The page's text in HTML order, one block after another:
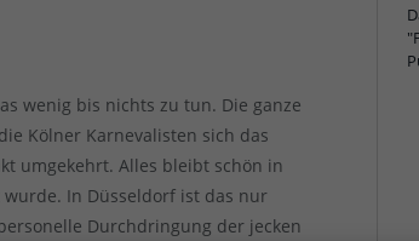
wenig bis nichts zu tun. Die ganze
Kölner Karnevalisten sich das
umgekehrt. Alles bleibt schön in
wurde. In Düsseldorf ist das nur
Durchdringung der jecken